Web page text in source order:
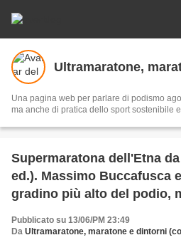
Ultramaratone,
Una pagina web per parlare di podismo
ma anche di pratica dello sport sostenibile
Supermaratona dell'Etna da
ed.). Massimo Buccafusca
gradino più alto del podio,
Pubblicato su 13/06/PM 23:49
Da Ultramaratone, maratone e dintorni